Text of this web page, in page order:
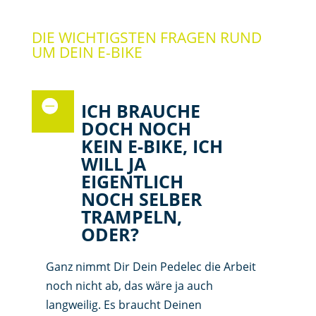
DIE WICHTIGSTEN FRAGEN RUND
UM DEIN E-BIKE
ICH BRAUCHE
DOCH NOCH
KEIN E-BIKE, ICH
WILL JA
EIGENTLICH
NOCH SELBER
TRAMPELN,
ODER?
Ganz nimmt Dir Dein Pedelec die Arbeit
noch nicht ab, das wäre ja auch
langweilig. Es braucht Deinen